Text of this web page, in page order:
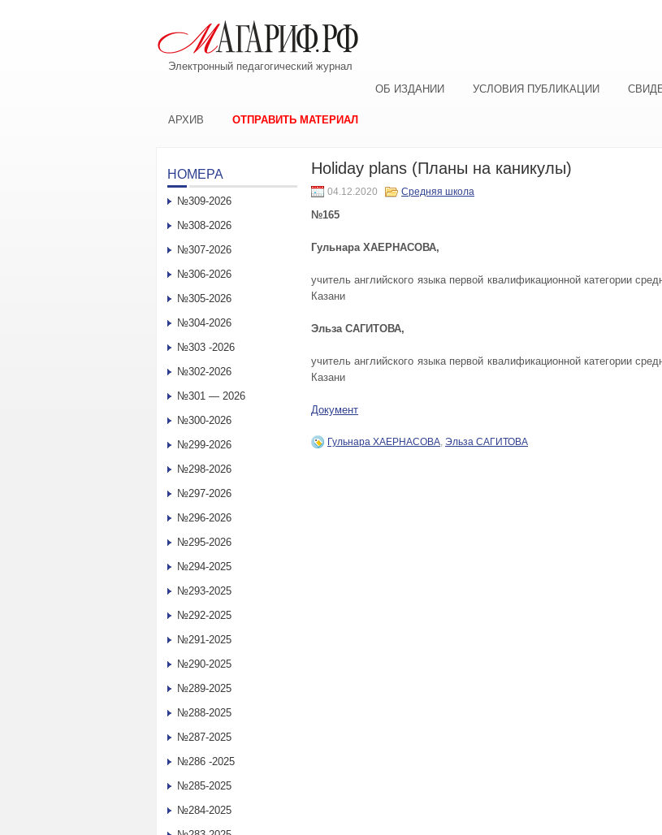
Электронный педагогический журнал
ОБ ИЗДАНИИ
УСЛОВИЯ ПУБЛИКАЦИИ
АРХИВ ОТПРАВИТЬ МАТЕРИАЛ
Holiday plans (Планы на каникулы)
04.12.2020 Средняя школа
№165
Гульнара ХАЕРНАСОВА,
учитель английского языка первой квалификационной категории
Казани
Эльза САГИТОВА,
учитель английского языка первой квалификационной категории
Казани
Документ
Гульнара ХАЕРНАСОВА, Эльза САГИТОВА
НОМЕРА
№309-2026
№308-2026
№307-2026
№306-2026
№305-2026
№304-2026
№303 -2026
№302-2026
№301 — 2026
№300-2026
№299-2026
№298-2026
№297-2026
№296-2026
№295-2026
№294-2025
№293-2025
№292-2025
№291-2025
№290-2025
№289-2025
№288-2025
№287-2025
№286 -2025
№285-2025
№284-2025